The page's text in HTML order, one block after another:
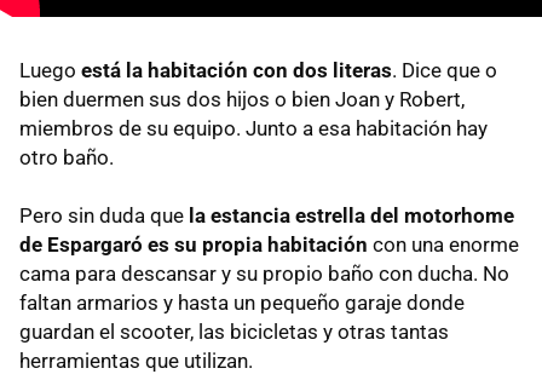
Luego está la habitación con dos literas. Dice que o
bien duermen sus dos hijos o bien Joan y Robert,
miembros de su equipo. Junto a esa habitación hay
otro baño.
Pero sin duda que la estancia estrella del motorhome
de Espargaró es su propia habitación con una enorme
cama para descansar y su propio baño con ducha. No
faltan armarios y hasta un pequeño garaje donde
guardan el scooter, las bicicletas y otras tantas
herramientas que utilizan.